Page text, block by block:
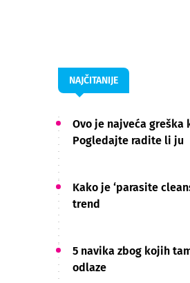
NAJČITANIJE
Ovo je najveća
Pogledajte radite li ju
Kako je ‘parasite
trend
5 navika zbog kojih
odlaze